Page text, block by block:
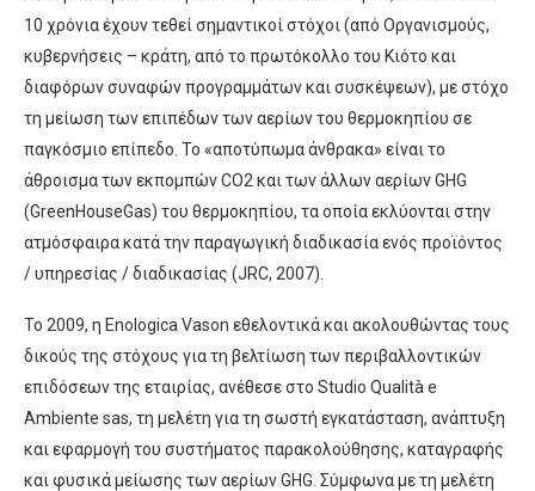
10 χρόνια έχουν τεθεί σημαντικοί στόχοι (από Οργανισμούς,
κυβερνήσεις – κράτη, από το πρωτόκολλο του Κιότο και
διαφόρων συναφών προγραμμάτων και συσκέψεων), με στόχο
τη μείωση των επιπέδων των αερίων του θερμοκηπίου σε
παγκόσμιο επίπεδο. Το «αποτύπωμα άνθρακα» είναι το
άθροισμα των εκπομπών CO2 και των άλλων αερίων GHG
(GreenHouseGas) του θερμοκηπίου, τα οποία εκλύονται στην
ατμόσφαιρα κατά την παραγωγική διαδικασία ενός προϊόντος
/ υπηρεσίας / διαδικασίας (JRC, 2007).
Το 2009, η Enologica Vason εθελοντικά και ακολουθώντας τους
δικούς της στόχους για τη βελτίωση των περιβαλλοντικών
επιδόσεων της εταιρίας, ανέθεσε στο Studio Qualità e
Ambiente sas, τη μελέτη για τη σωστή εγκατάσταση, ανάπτυξη
και εφαρμογή του συστήματος παρακολούθησης, καταγραφής
και φυσικά μείωσης των αερίων GHG. Σύμφωνα με τη μελέτη